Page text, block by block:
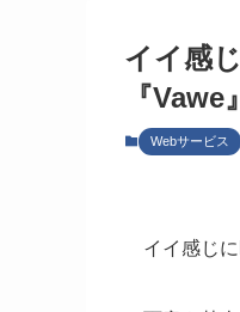
イイ感
『Vawe』
Webサービス
イイ感じ